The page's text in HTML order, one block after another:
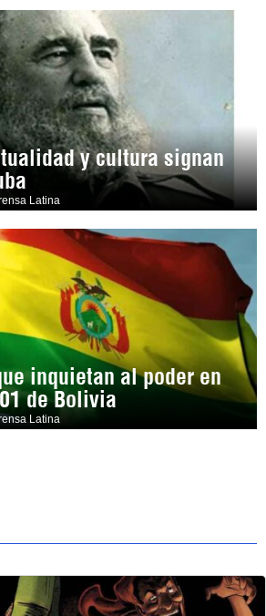
y cultura signan
Latina
inquietan al poder en
de Bolivia
Latina